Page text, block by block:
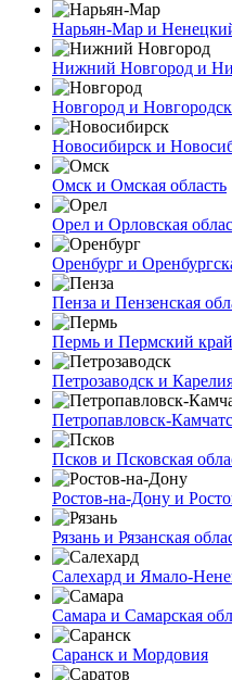
Нарьян-Мар и
Нижний Новгород и
Новгород и
Новосибирск и
Омск и Омская область
Орел и Орловская
Оренбург и
Пенза и Пензенская
Пермь и Пермский край
Петрозаводск и
Петропавловск-
Псков и Псковская
Ростов-на-Дону и
Рязань и Рязанская
Салехард и Ямало-
Самара и Самарская
Саранск и Мордовия